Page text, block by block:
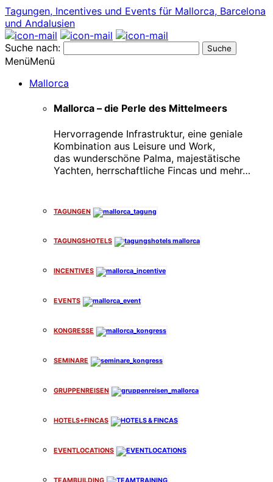
Tagungen, Incentives und Events für Mallorca, Barcelona
und Andalusien
Suche nach:
MenüMenü
Mallorca
Mallorca – die Perle des Mittelmeers
Hervorragende Infrastruktur, eine geniale
Kombination aus Leisure und Work,
das wunderschöne Palma, majestätische
Yachten, herrschaftliche Fincas und mehr…
TAGUNGEN
TAGUNGSHOTELS
INCENTIVES
EVENTS
KONGRESSE
SEMINARE
GRUPPENREISEN
HOTELS+FINCAS
EVENTLOCATIONS